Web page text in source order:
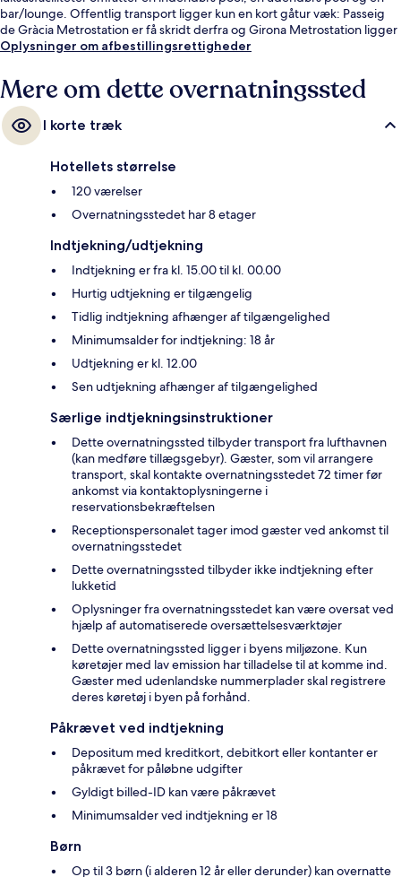
bar/lounge. Offentlig transport ligger kun en kort gåtur væk: Passeig
de Gràcia Metrostation er få skridt derfra og Girona Metrostation ligger
8 minutter væk.
Oplysninger om afbestillingsrettigheder
Mere om dette overnatningssted
I korte træk
Hotellets størrelse
120 værelser
Overnatningsstedet har 8 etager
Indtjekning/udtjekning
Indtjekning er fra kl. 15.00 til kl. 00.00
Hurtig udtjekning er tilgængelig
Tidlig indtjekning afhænger af tilgængelighed
Minimumsalder for indtjekning: 18 år
Udtjekning er kl. 12.00
Sen udtjekning afhænger af tilgængelighed
Særlige indtjekningsinstruktioner
Dette overnatningssted tilbyder transport fra lufthavnen
(kan medføre tillægsgebyr). Gæster, som vil arrangere
transport, skal kontakte overnatningsstedet 72 timer før
ankomst via kontaktoplysningerne i
reservationsbekræftelsen
Receptionspersonalet tager imod gæster ved ankomst til
overnatningsstedet
Dette overnatningssted tilbyder ikke indtjekning efter
lukketid
Oplysninger fra overnatningsstedet kan være oversat ved
hjælp af automatiserede oversættelsesværktøjer
Dette overnatningssted ligger i byens miljøzone. Kun
køretøjer med lav emission har tilladelse til at komme ind.
Gæster med udenlandske nummerplader skal registrere
deres køretøj i byen på forhånd.
Påkrævet ved indtjekning
Depositum med kreditkort, debitkort eller kontanter er
påkrævet for påløbne udgifter
Gyldigt billed-ID kan være påkrævet
Minimumsalder ved indtjekning er 18
Børn
Op til 3 børn (i alderen 12 år eller derunder) kan overnatte